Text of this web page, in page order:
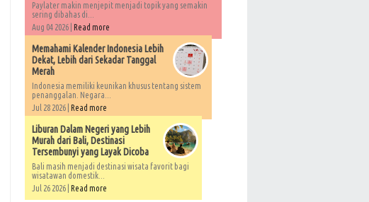
Paylater makin menjepit menjadi topik yang semakin
sering dibahas di...
Aug 04 2026 | Read more
Memahami Kalender Indonesia Lebih
Dekat, Lebih dari Sekadar Tanggal
Merah
Indonesia memiliki keunikan khusus tentang sistem
penanggalan. Negara...
Jul 28 2026 | Read more
Liburan Dalam Negeri yang Lebih
Murah dari Bali, Destinasi
Tersembunyi yang Layak Dicoba
Bali masih menjadi destinasi wisata favorit bagi
wisatawan domestik...
Jul 26 2026 | Read more